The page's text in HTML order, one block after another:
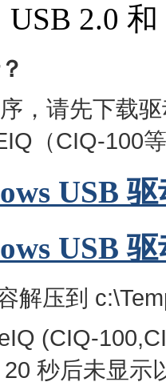
2.0
，请先下载
（CIQ-100
USB
USB
解压到
(CIQ-
秒后未显示